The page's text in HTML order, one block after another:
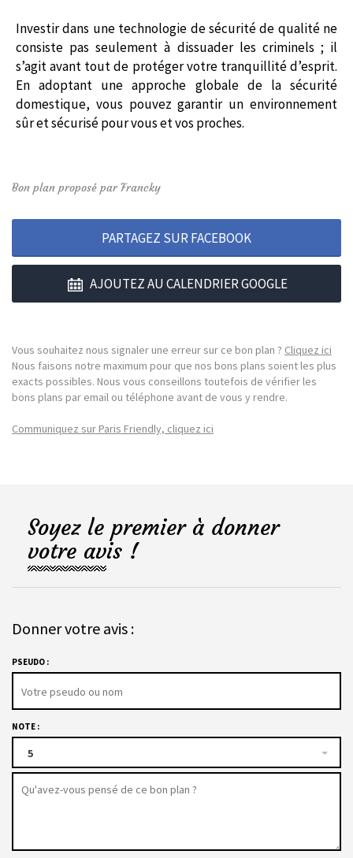
Investir dans une technologie de sécurité de qualité ne
consiste pas seulement à dissuader les criminels ; il
s’agit avant tout de protéger votre tranquillité d’esprit.
En adoptant une approche globale de la sécurité
domestique, vous pouvez garantir un environnement
sûr et sécurisé pour vous et vos proches.
Bon plan proposé par Francky
PARTAGEZ SUR FACEBOOK
AJOUTEZ AU CALENDRIER GOOGLE
Vous souhaitez nous signaler une erreur sur ce bon plan ? Cliquez ici
Nous faisons notre maximum pour que nos bons plans soient les plus
exacts possibles. Nous vous conseillons toutefois de vérifier les
bons plans par email ou téléphone avant de vous y rendre.
Communiquez sur Paris Friendly, cliquez ici
Soyez le premier à donner
votre avis !
Donner votre avis :
PSEUDO :
NOTE :
5